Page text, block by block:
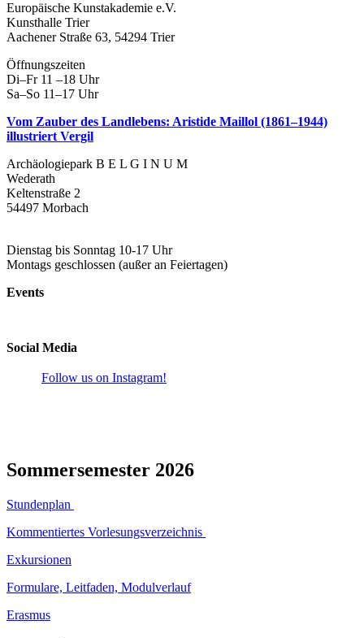
Europäische Kunstakademie e.V.
Kunsthalle Trier
Aachener Straße 63, 54294 Trier
Öffnungszeiten
Di–Fr 11 –18 Uhr
Sa–So 11–17 Uhr
Vom Zauber des Landlebens: Aristide Maillol (1861–1944)
illustriert Vergil
Archäologiepark B E L G I N U M
Wederath
Keltenstraße 2
54497 Morbach
Dienstag bis Sonntag 10-17 Uhr
Montags geschlossen (außer an Feiertagen)
Events
Social Media
Follow us on Instagram!
Sommersemester 2026
Stundenplan
Kommentiertes Vorlesungsverzeichnis
Exkursionen
Formulare, Leitfaden, Modulverlauf
Erasmus